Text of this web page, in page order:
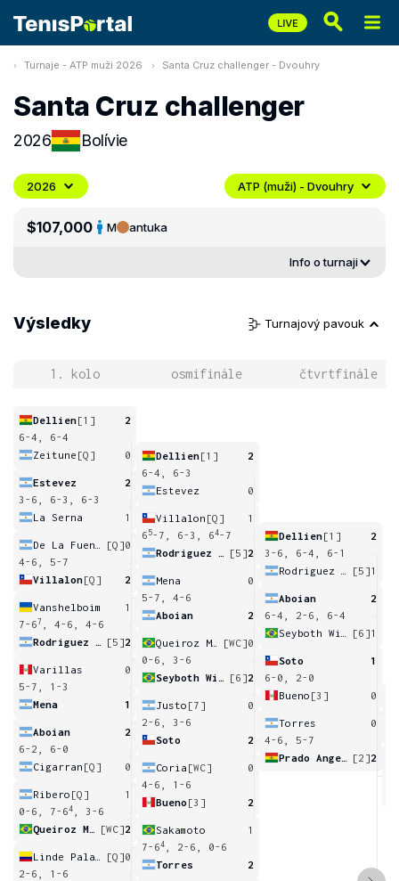
Turnaje - ATP muži 2026 Santa Cruz challenger - Dvouhry
Santa Cruz challenger
2026 Bolívie
2026 ATP (muži) - Dvouhry
$107,000 M antuka
Info o turnaji
Výsledky Turnajový pavouk
1. kolo osmifinále čtvrtfinále
Dellien[1]
2
6-4, 6-4
Zeitune [Q] 0
Estevez
2
3-6, 6-3, 6-3
La Serna
1
[Q]0
4-6, 5-7
Villalon[Q] 2
Vanshelboim
1
7-67
, 4-6, 4-6
[5]2
Varillas
0
5-7, 1-3
Mena
1
Aboian
2
6-2, 6-0
Cigarran [Q] 0
Ribero [Q]
1
0-6, 7-64
, 3-6
[WC]2
[Q]0
2-6, 1-6
Dellien[1]
2
6-4, 6-3
Estevez
0
Villalon [Q]
1
6 5-7, 6-3, 64-7
[5]2
Mena
0
5-7, 4-6
Aboian
2
[WC]0
0-6, 3-6
[6]2
Justo [7]
0
2-6, 3-6
Soto
2
Coria [WC]
0
4-6, 1-6
Bueno [3] 2
Sakamoto
1
7-64
, 2-6, 0-6
Torres
2
Dellien[1]
2
3-6, 6-4, 6-1
[5]1
Aboian
2
6-4, 2-6, 6-4
[6]1
Soto
1
6-0, 2-0
Bueno [3] 0
Torres
0
4-6, 5-7
[2]2